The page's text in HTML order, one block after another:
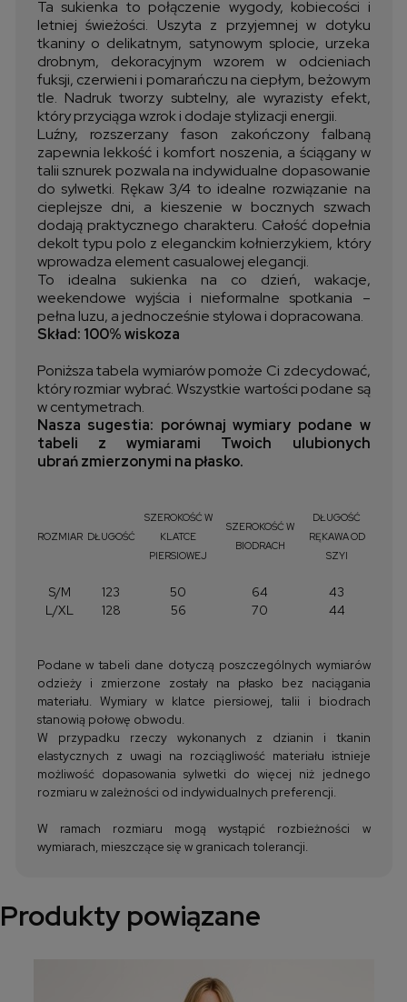
Ta sukienka to połączenie wygody, kobiecości i
letniej świeżości. Uszyta z przyjemnej w dotyku
tkaniny o delikatnym, satynowym splocie, urzeka
drobnym, dekoracyjnym wzorem w odcieniach
fuksji, czerwieni i pomarańczu na ciepłym, beżowym
tle. Nadruk tworzy subtelny, ale wyrazisty efekt,
który przyciąga wzrok i dodaje stylizacji energii.
Luźny, rozszerzany fason zakończony falbaną
zapewnia lekkość i komfort noszenia, a ściągany w
talii sznurek pozwala na indywidualne dopasowanie
do sylwetki. Rękaw 3/4 to idealne rozwiązanie na
cieplejsze dni, a kieszenie w bocznych szwach
dodają praktycznego charakteru. Całość dopełnia
dekolt typu polo z eleganckim kołnierzykiem, który
wprowadza element casualowej elegancji.
To idealna sukienka na co dzień, wakacje,
weekendowe wyjścia i nieformalne spotkania –
pełna luzu, a jednocześnie stylowa i dopracowana.
Skład: 100% wiskoza
Poniższa tabela wymiarów pomoże Ci zdecydować,
który rozmiar wybrać. Wszystkie wartości podane są
w centymetrach.
Nasza sugestia: porównaj wymiary podane w
tabeli z wymiarami Twoich ulubionych
ubrań zmierzonymi na płasko.
ROZMIAR DŁUGOŚĆ
SZEROKOŚĆ W
KLATCE
PIERSIOWEJ
SZEROKOŚĆ W
BIODRACH
DŁUGOŚĆ
RĘKAWA OD
SZYI
S/M 123 50 64
43
L/XL
128 56 70 44
Podane w tabeli dane dotyczą poszczególnych wymiarów
odzieży i zmierzone zostały na płasko bez naciągania
materiału. Wymiary w klatce piersiowej, talii i biodrach
stanowią połowę obwodu.
W przypadku rzeczy wykonanych z dzianin i tkanin
elastycznych z uwagi na rozciągliwość materiału istnieje
możliwość dopasowania sylwetki do więcej niż jednego
rozmiaru w zależności od indywidualnych preferencji.
W ramach rozmiaru mogą wystąpić rozbieżności w
wymiarach, mieszczące się w granicach tolerancji.
Produkty powiązane